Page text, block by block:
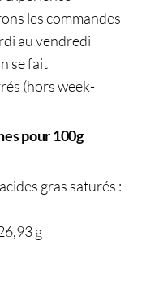
les commandes
au vendredi
se fait
(hors week-
pour 100g
gras saturés :
g